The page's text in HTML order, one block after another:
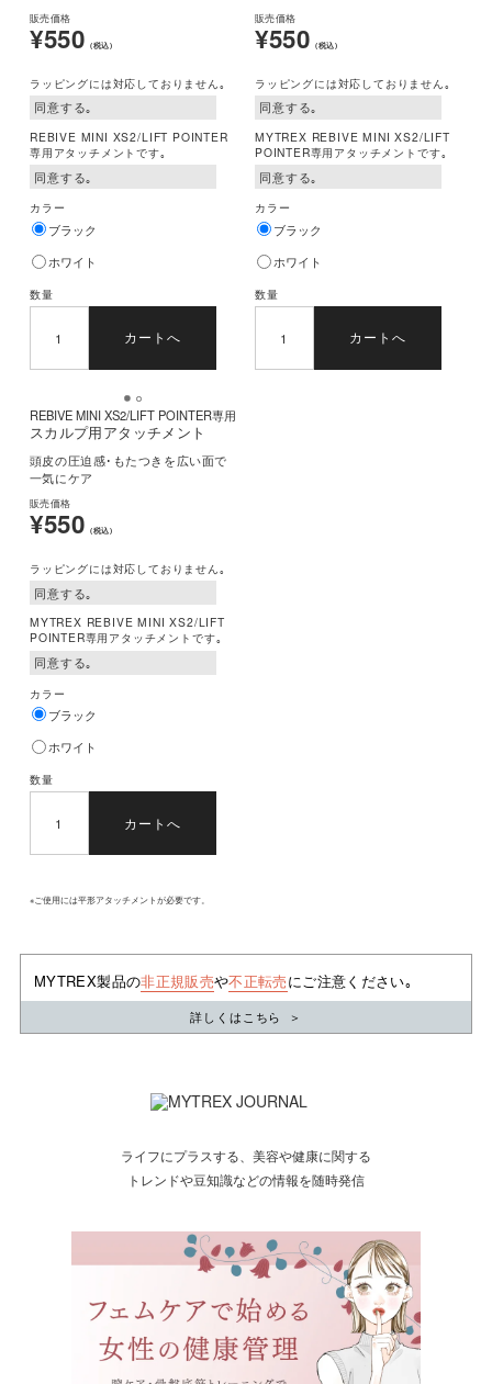
販売価格
¥550 (税込)
ラッピングには対応しておりません｡
REBIVE MINI XS2/LIFT POINTER
専用アタッチメントです｡
カラー
ブラック
ホワイト
数量
カートへ
販売価格
¥550 (税込)
ラッピングには対応しておりません｡
MYTREX REBIVE MINI XS2/LIFT
POINTER専用アタッチメントです｡
カラー
ブラック
ホワイト
数量
カートへ
REBIVE MINI XS2/LIFT POINTER専用
スカルプ用アタッチメント
頭皮の圧迫感･もたつきを広い面で
一気にケア
販売価格
¥550 (税込)
ラッピングには対応しておりません｡
MYTREX REBIVE MINI XS2/LIFT
POINTER専用アタッチメントです｡
カラー
ブラック
ホワイト
数量
カートへ
※ご使用には平形アタッチメントが必要です。
MYTREX製品の非正規販売や不正転売にご注意ください｡
詳しくはこちら ＞
ライフにプラスする、美容や健康に関する
トレンドや豆知識などの情報を随時発信